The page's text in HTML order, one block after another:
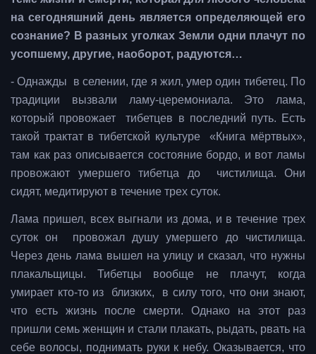
на сегодняшний день является определяющей его
сознание? В разных уголках Земли одни плачут по
усопшему, другие, наоборот, радуются…
- Однажды в селении, где я жил, умер один тибетец. По
традиции вызвали ламу-церемониала. Это лама,
который провожает тибетцев в последний путь. Есть
такой трактат в тибетской культуре «Книга мёртвых»,
там как раз описывается состояние бордо, и вот ламы
провожают умершего тибетца до чистилища. Они
сидят, медитируют в течение трех суток.
Лама пришел, всех выгнали из дома, и в течение трех
суток он провожал душу умершего до чистилища.
Через день лама вышел на улицу и сказал, что нужны
плакальщицы. Тибетцы вообще не плачут, когда
умирает кто-то из близких, в силу того, что они знают,
что есть жизнь после смерти. Однако на этот раз
пришли семь женщин и стали плакать, рыдать, рвать на
себе волосы, поднимать руки к небу. Оказывается, что